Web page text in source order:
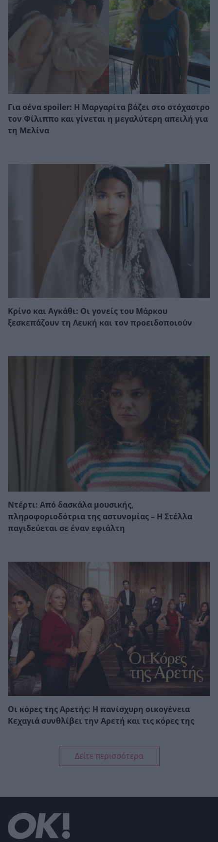
Για σένα spoiler: Η Μαργαρίτα βάζει στο στόχαστρο
τον Φίλιππο και γίνεται η μεγαλύτερη απειλή για
τη Μελίνα
Κρίνο και Αγκάθι: Οι γονείς του Μάρκου
ξεσκεπάζουν τη Λευκή και τον προειδοποιούν
Ντέρτι: Από δασκάλα μουσικής,
πληροφοριοδότρια της αστυνομίας – Η Στέλλα
παγιδεύεται σε έναν εφιάλτη
Οι κόρες της Αρετής: Η πανίσχυρη οικογένεια
Κεχαγιά συνθλίβει την Αρετή και τις κόρες της
Δείτε περισσότερα